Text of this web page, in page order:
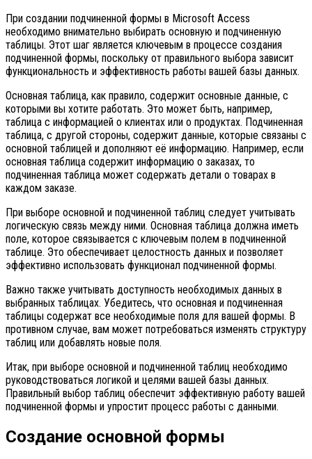
При создании подчиненной формы в Microsoft Access
необходимо внимательно выбирать основную и подчиненную
таблицы. Этот шаг является ключевым в процессе создания
подчиненной формы, поскольку от правильного выбора зависит
функциональность и эффективность работы вашей базы данных.
Основная таблица, как правило, содержит основные данные, с
которыми вы хотите работать. Это может быть, например,
таблица с информацией о клиентах или о продуктах. Подчиненная
таблица, с другой стороны, содержит данные, которые связаны с
основной таблицей и дополняют её информацию. Например, если
основная таблица содержит информацию о заказах, то
подчиненная таблица может содержать детали о товарах в
каждом заказе.
При выборе основной и подчиненной таблиц следует учитывать
логическую связь между ними. Основная таблица должна иметь
поле, которое связывается с ключевым полем в подчиненной
таблице. Это обеспечивает целостность данных и позволяет
эффективно использовать функционал подчиненной формы.
Важно также учитывать доступность необходимых данных в
выбранных таблицах. Убедитесь, что основная и подчиненная
таблицы содержат все необходимые поля для вашей формы. В
противном случае, вам может потребоваться изменять структуру
таблиц или добавлять новые поля.
Итак, при выборе основной и подчиненной таблиц необходимо
руководствоваться логикой и целями вашей базы данных.
Правильный выбор таблиц обеспечит эффективную работу вашей
подчиненной формы и упростит процесс работы с данными.
Создание основной формы